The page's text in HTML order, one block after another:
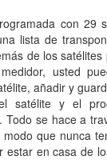
con 29
lista de
de los
usted
añadir y
satélite y el
Todo se hace a
que nunca
estar en casa de